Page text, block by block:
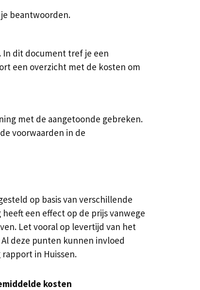
beantwoorden.
In dit document tref je een
een overzicht met de kosten om
met de aangetoonde gebreken.
voorwaarden in de
op basis van verschillende
een effect op de prijs vanwege
Let vooral op levertijd van het
deze punten kunnen invloed
in Huissen.
kosten